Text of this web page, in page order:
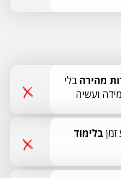
מהירה בלי
בלימוד